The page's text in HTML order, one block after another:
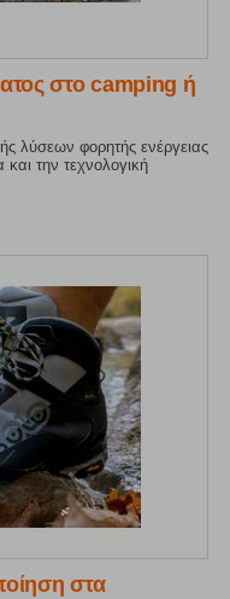
στο camping ή
λύσεων φορητής ενέργειας
την τεχνολογική
στα